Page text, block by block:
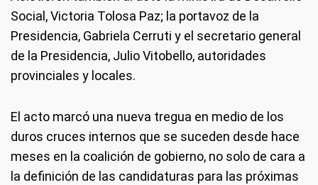
Social, Victoria Tolosa Paz; la portavoz de la
Presidencia, Gabriela Cerruti y el secretario general
de la Presidencia, Julio Vitobello, autoridades
provinciales y locales.
El acto marcó una nueva tregua en medio de los
duros cruces internos que se suceden desde hace
meses en la coalición de gobierno, no solo de cara a
la definición de las candidaturas para las próximas